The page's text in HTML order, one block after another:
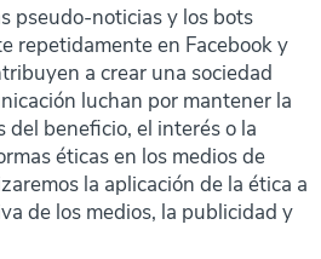
pseudo-noticias y los bots
repetidamente en Facebook y
a crear una sociedad
luchan por mantener la
del beneficio, el interés o la
éticas en los medios de
la aplicación de la ética a
de los medios, la publicidad y